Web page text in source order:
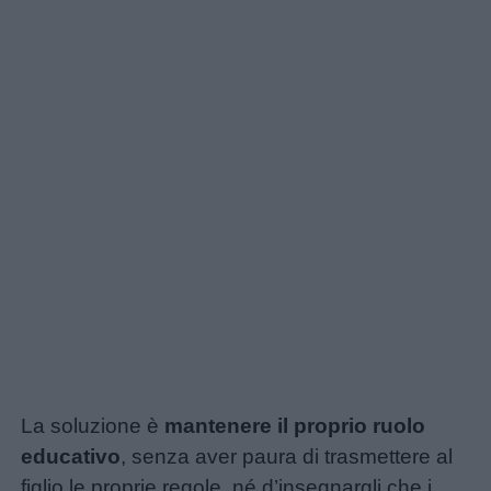
La soluzione è mantenere il proprio ruolo
educativo, senza aver paura di trasmettere al